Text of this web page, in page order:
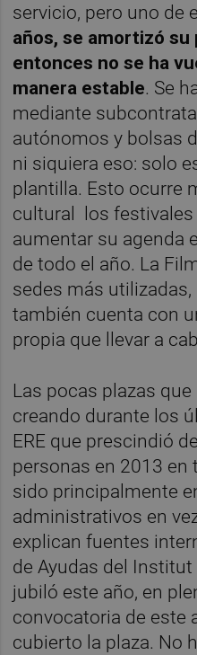
servicio, pero uno de
años, se amortizó su
entonces no se ha
manera estable. Se
mediante
autónomos y bolsas
ni siquiera eso: solo
plantilla. Esto ocurre
cultural los festivales
aumentar su agenda
de todo el año. La
sedes más
también cuenta con
propia que llevar a
Las pocas plazas
creando durante los
ERE que prescindió
personas en 2013 en
sido principalmente
administrativos en
explican fuentes
de Ayudas del
jubiló este año, en
convocatoria de este
cubierto la plaza. No